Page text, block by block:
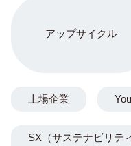
アップサイクル
上場企業
SX（サステナビリテ